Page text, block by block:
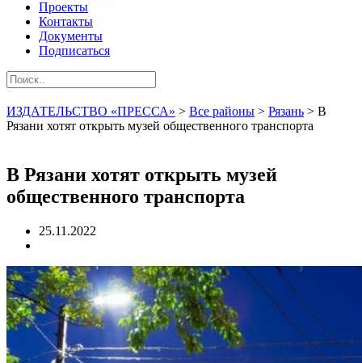
Проекты
Контакты
Документы
Подписаться
ИЗДАТЕЛЬСТВО «ПРЕССА» > Все районы > Рязань > В
Рязани хотят открыть музей общественного транспорта
В Рязани хотят открыть музей
общественного транспорта
25.11.2022